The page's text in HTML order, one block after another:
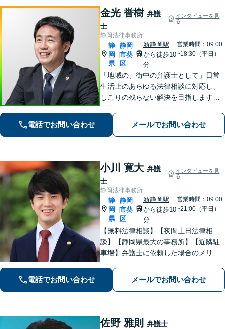
金光 誉樹 弁護
士
インタビューを見
る
静岡法律事務所
静
岡
県
静岡
市葵
区
新静岡駅
から徒歩10
分
営業時間：09:00
~18:30（平日）
「地域の、街中の弁護士として」日常
生活上のあらゆる法律相談に対応し、
しこりの残らない解決を目指します。
ら思っていただけるよう、どのような
案件にも誠心誠意取り組んでいく所存
電話でお問い合わせ メールでお問い合わせ
小川 寛大 弁護
士
インタビューを見
る
静岡法律事務所
静
岡
県
静岡
市葵
区
新静岡駅
から徒歩10
分
営業時間：09:00
~21:00（平日）
【無料法律相談】【夜間土日法律相
談】【静岡県最大の事務所】【近隣駐
車場】弁護士に依頼した場合のメリッ
電話でお問い合わせ メールでお問い合わせ
佐野 雅則 弁護士